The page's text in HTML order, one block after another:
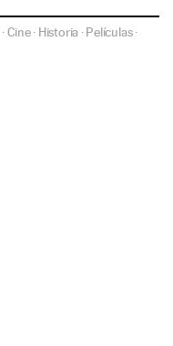
·Cine· Historia ·Películas·